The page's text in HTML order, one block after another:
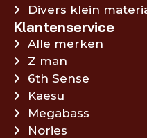
Divers klein
Klantenservice
Alle merken
Z man
6th Sense
Kaesu
Megabass
Nories